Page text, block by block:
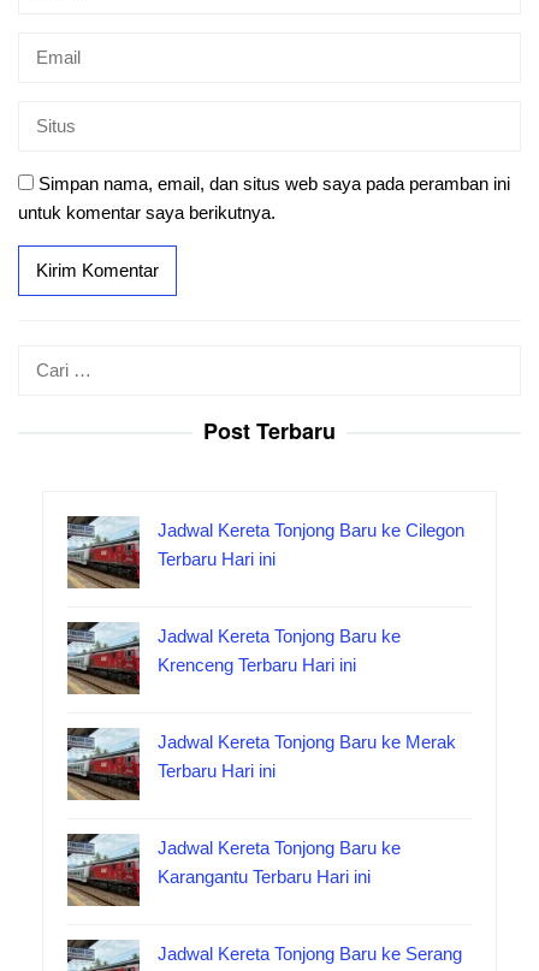
Simpan nama, email, dan situs web saya pada peramban ini
untuk komentar saya berikutnya.
Post Terbaru
Jadwal Kereta Tonjong Baru ke Cilegon
Terbaru Hari ini
Jadwal Kereta Tonjong Baru ke
Krenceng Terbaru Hari ini
Jadwal Kereta Tonjong Baru ke Merak
Terbaru Hari ini
Jadwal Kereta Tonjong Baru ke
Karangantu Terbaru Hari ini
Jadwal Kereta Tonjong Baru ke Serang